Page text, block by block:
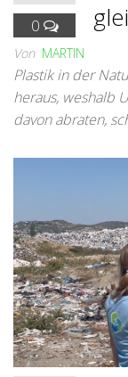
0
Von MARTIN
Plastik in der
heraus, weshalb
davon abraten,